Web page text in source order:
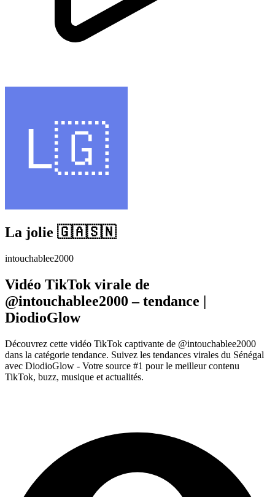
La jolie 🇬🇦🇸🇳
intouchablee2000
Vidéo TikTok virale de
@intouchablee2000 – tendance |
DiodioGlow
Découvrez cette vidéo TikTok captivante de @intouchablee2000
dans la catégorie tendance. Suivez les tendances virales du Sénégal
avec DiodioGlow - Votre source #1 pour le meilleur contenu
TikTok, buzz, musique et actualités.